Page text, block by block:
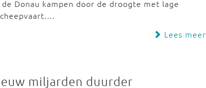
Donau kampen door de droogte met lage
Lees meer
miljarden duurder